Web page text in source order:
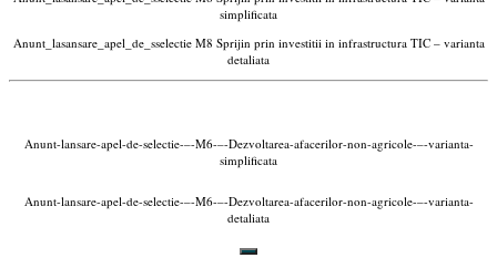
simplificata
Anunt_lasansare_apel_de_sselectie M8 Sprijin prin investitii in infrastructura TIC – varianta
detaliata
Anunt-lansare-apel-de-selectie-–-M6-–-Dezvoltarea-afacerilor-non-agricole-–-varianta-
simplificata
Anunt-lansare-apel-de-selectie-–-M6-–-Dezvoltarea-afacerilor-non-agricole-–-varianta-
detaliata